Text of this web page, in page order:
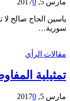
مارس 5, 2017 0
ياسين الحاج صالح
سورية…
مقالات الرأي
تمثيلية
مارس 5, 2017 0